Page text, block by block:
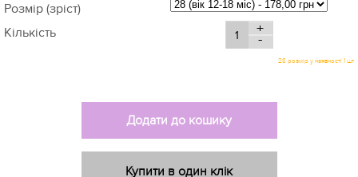
Розмір (зріст)
Кількість
+
-
Додати до кошику
Купити в один клік